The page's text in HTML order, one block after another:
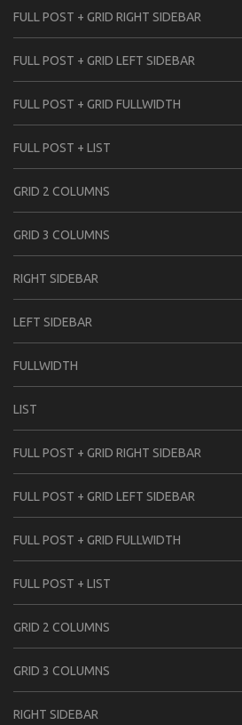
FULL POST + GRID RIGHT SIDEBAR
FULL POST + GRID LEFT SIDEBAR
FULL POST + GRID FULLWIDTH
FULL POST + LIST
GRID 2 COLUMNS
GRID 3 COLUMNS
RIGHT SIDEBAR
LEFT SIDEBAR
FULLWIDTH
LIST
FULL POST + GRID RIGHT SIDEBAR
FULL POST + GRID LEFT SIDEBAR
FULL POST + GRID FULLWIDTH
FULL POST + LIST
GRID 2 COLUMNS
GRID 3 COLUMNS
RIGHT SIDEBAR